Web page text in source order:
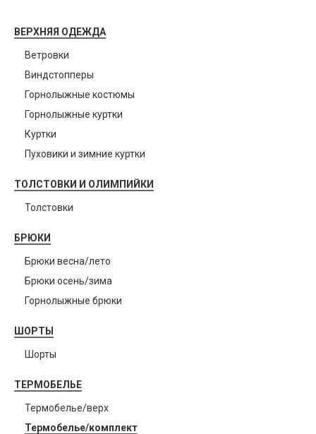
ВЕРХНЯЯ ОДЕЖДА
Ветровки
Виндстопперы
Горнолыжные костюмы
Горнолыжные куртки
Куртки
Пуховики и зимние куртки
ТОЛСТОВКИ И ОЛИМПИЙКИ
Толстовки
БРЮКИ
Брюки весна/лето
Брюки осень/зима
Горнолыжные брюки
ШОРТЫ
Шорты
ТЕРМОБЕЛЬЕ
Термобелье/верх
Термобелье/комплект